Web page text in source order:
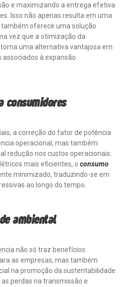
e maximizando a entrega efetiva
Isso não apenas resulta em uma
oferece uma solução
vez que a otimização da
uma alternativa vantajosa em
à expansão
a correção do fator de potência
operacional, mas também
redução nos custos operacionais.
mais eficientes, o consumo
minimizado, traduzindo-se em
ao longo do tempo.
ambiental
não só traz benefícios
as empresas, mas também
na promoção da sustentabilidade
perdas na transmissão e